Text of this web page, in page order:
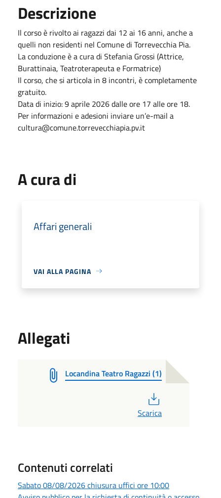
Descrizione
Il corso è rivolto ai ragazzi dai 12 ai 16 anni, anche a
quelli non residenti nel Comune di Torrevecchia Pia.
La conduzione è a cura di Stefania Grossi (Attrice,
Burattinaia, Teatroterapeuta e Formatrice)
Il corso, che si articola in 8 incontri, è completamente
gratuito.
Data di inizio: 9 aprile 2026 dalle ore 17 alle ore 18.
Per informazioni e adesioni inviare un’e-mail a
cultura@comune.torrevecchiapia.pv.it
A cura di
Affari generali
VAI ALLA PAGINA
Allegati
Locandina Teatro Ragazzi (1)
Scarica
Contenuti correlati
Sabato 08/08/2026 chiusura uffici ore 10:00